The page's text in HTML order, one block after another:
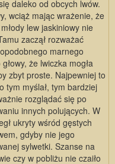
daleko od obcych lwów.
wciąż mając wrażenie, że
lew jaskiniowy nie
zaczął rozważać
marnego
że lwiczka mogła
zbyt proste. Najpewniej to
tym myślał, tym bardziej
rozglądać się po
innych polujących. W
ukryty wśród gęstych
gdyby nie jego
sylwetki. Szanse na
czy w pobliżu nie czaiło